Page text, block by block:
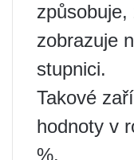
zobrazuje
stupnici.
Takové
hodnoty v
%.